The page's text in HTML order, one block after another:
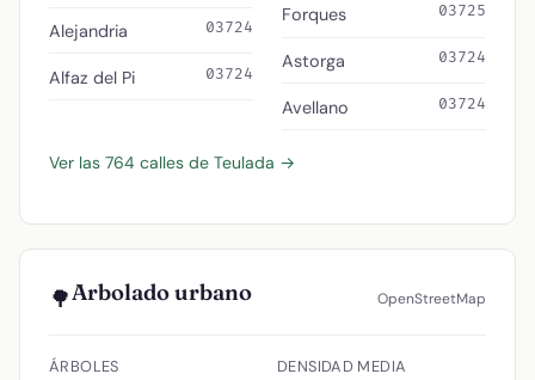
Alejandria 03724
Alfaz del Pi 03724
Forques
03725
Astorga 03724
Avellano 03724
Ver las 764 calles de Teulada →
🌳Arbolado urbano OpenStreetMap
ÁRBOLES DENSIDAD MEDIA